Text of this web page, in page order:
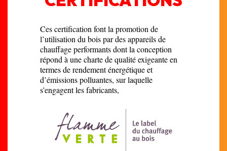
Ces certification font la promotion de
l’utilisation du bois par des appareils de
chauffage performants dont la conception
répond à une charte de qualité exigeante en
termes de rendement énergétique et
d’émissions polluantes, sur laquelle
s'engagent les fabricants,